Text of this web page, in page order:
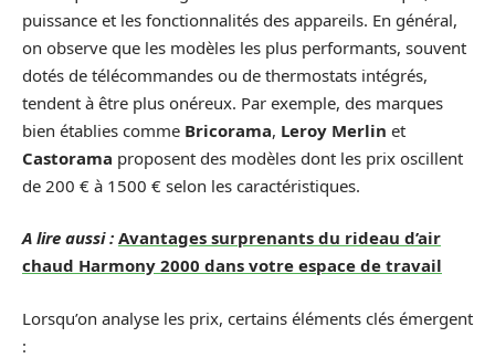
puissance et les fonctionnalités des appareils. En général,
on observe que les modèles les plus performants, souvent
dotés de télécommandes ou de thermostats intégrés,
tendent à être plus onéreux. Par exemple, des marques
bien établies comme Bricorama, Leroy Merlin et
Castorama proposent des modèles dont les prix oscillent
de 200 € à 1500 € selon les caractéristiques.
A lire aussi : Avantages surprenants du rideau d’air
chaud Harmony 2000 dans votre espace de travail
Lorsqu’on analyse les prix, certains éléments clés émergent
: